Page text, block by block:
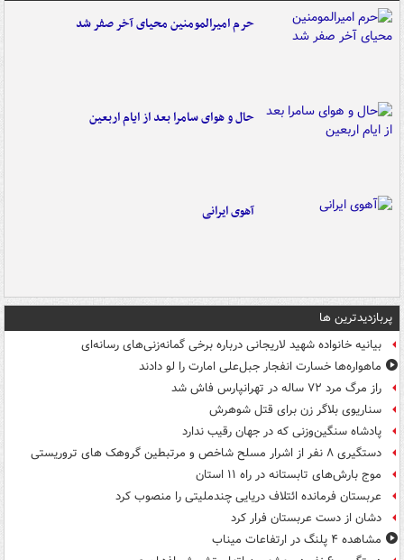
حرم امیرالمومنین محیای آخر صفر شد
حال و هوای سامرا بعد از ایام اربعین
آهوی ایرانی
پربازدیدترین ها
بیانیه خانواده شهید لاریجانی درباره برخی گمانه‌زنی‌های رسانه‌ای
ماهواره‌ها خسارت انفجار جبل‌علی امارت را لو دادند
راز مرگ مرد ۷۲ ساله در تهرانپارس فاش شد
سناریوی بلاگر زن برای قتل شوهرش
پادشاه سنگین‌وزنی که در جهان رقیب ندارد
دستگیری ۸ نفر از اشرار مسلح شاخص و مرتبطین گروهک های تروریستی
موج بارش‌های تابستانه در راه ۱۱ استان
عربستان فرمانده ائتلاف دریایی چندملیتی را منصوب کرد
دشان از دست عربستان فرار کرد
مشاهده ۴ پلنگ در ارتفاعات میناب